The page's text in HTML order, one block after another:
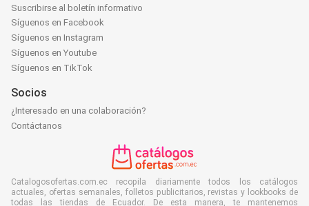
Suscribirse al boletín informativo
Síguenos en Facebook
Síguenos en Instagram
Síguenos en Youtube
Síguenos en TikTok
Socios
¿Interesado en una colaboración?
Contáctanos
Catalogosofertas.com.ec recopila diariamente todos los catálogos
actuales, ofertas semanales, folletos publicitarios, revistas y lookbooks de
todas las tiendas de Ecuador. De esta manera, te mantenemos